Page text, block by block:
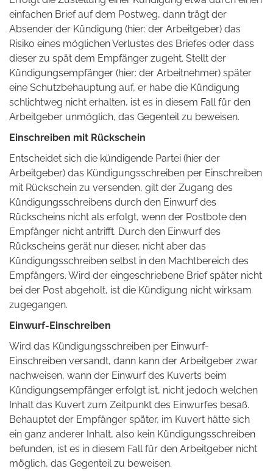
einfachen Brief auf dem Postweg, dann trägt der
Absender der Kündigung (hier: der Arbeitgeber) das
Risiko eines möglichen Verlustes des Briefes oder dass
dieser zu spät dem Empfänger zugeht. Stellt der
Kündigungsempfänger (hier: der Arbeitnehmer) später
eine Schutzbehauptung auf, er habe die Kündigung
schlichtweg nicht erhalten, ist es in diesem Fall für den
Arbeitgeber unmöglich, das Gegenteil zu beweisen.
Einschreiben mit Rückschein
Entscheidet sich die kündigende Partei (hier der
Arbeitgeber) das Kündigungsschreiben per Einschreiben
mit Rückschein zu versenden, gilt der Zugang des
Kündigungsschreibens durch den Einwurf des
Rückscheins nicht als erfolgt, wenn der Postbote den
Empfänger nicht antrifft. Durch den Einwurf des
Rückscheins gerät nur dieser, nicht aber das
Kündigungsschreiben selbst in den Machtbereich des
Empfängers. Wird der eingeschriebene Brief später nicht
bei der Post abgeholt, ist die Kündigung nicht wirksam
zugegangen.
Einwurf-Einschreiben
Wird das Kündigungsschreiben per Einwurf-
Einschreiben versandt, dann kann der Arbeitgeber zwar
nachweisen, wann der Einwurf des Kuverts beim
Kündigungsempfänger erfolgt ist, nicht jedoch welchen
Inhalt das Kuvert zum Zeitpunkt des Einwurfes besaß.
Behauptet der Empfänger später, im Kuvert hätte sich
ein ganz anderer Inhalt, also kein Kündigungsschreiben
befunden, ist es in diesem Fall für den Arbeitgeber nicht
möglich, das Gegenteil zu beweisen.